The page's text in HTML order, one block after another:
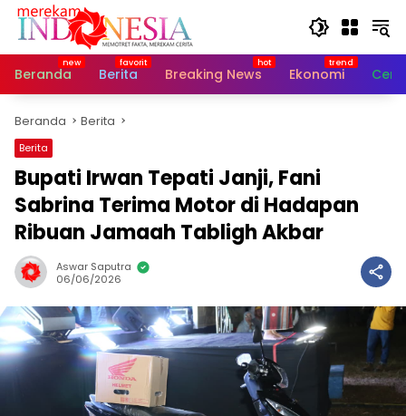
Langsung
Beranda
Berita Breaking News Ekonomi
Beranda Berita
Berita
Bupati Irwan Tepati Janji, Fani
Sabrina Terima Motor di Hadapan
Ribuan Jamaah Tabligh Akbar
Aswar Saputra
06/06/2026